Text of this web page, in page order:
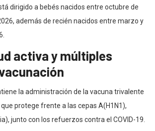
dirigido a bebés nacidos entre octubre de
además de recién nacidos entre marzo y
activa y múltiples
la administración de la vacuna trivalente
protege frente a las cepas A(H1N1),
junto con los refuerzos contra el COVID-19.